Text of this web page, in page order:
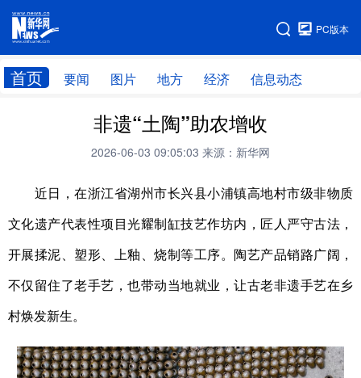
PC版本
首页 要闻 图片 地方 经济 信息动态
网站地图
学习进行时
非遗“土陶”助农增收
2026-06-03 09:05:03 来源：新华网
近日，在浙江省湖州市长兴县小浦镇高地村市级非物质
文化遗产代表性项目光耀制缸技艺作坊内，匠人严守古法，
开展揉泥、塑形、上釉、烧制等工序。陶艺产品销路广阔，
不仅留住了老手艺，也带动当地就业，让古老非遗手艺在乡
村焕发新生。